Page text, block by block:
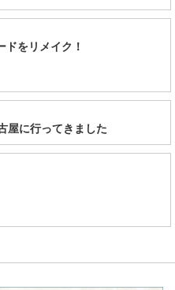
ドをリメイク！
に行ってきました